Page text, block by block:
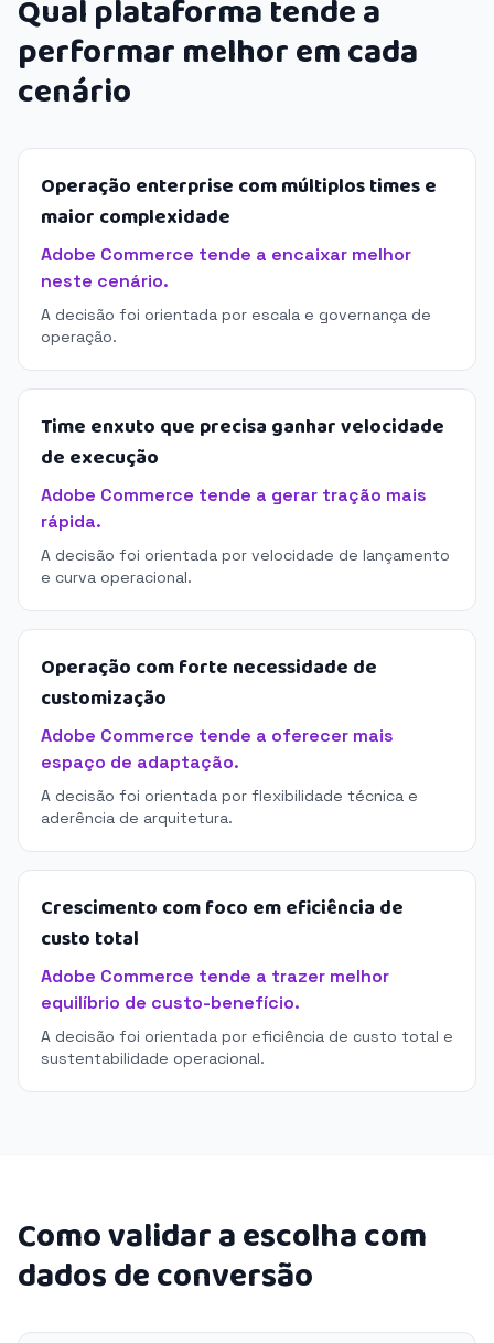
Qual plataforma tende a
performar melhor em cada
cenário
Operação enterprise com múltiplos times e
maior complexidade
Adobe Commerce tende a encaixar melhor
neste cenário.
A decisão foi orientada por escala e governança de
operação.
Time enxuto que precisa ganhar velocidade
de execução
Adobe Commerce tende a gerar tração mais
rápida.
A decisão foi orientada por velocidade de lançamento
e curva operacional.
Operação com forte necessidade de
customização
Adobe Commerce tende a oferecer mais
espaço de adaptação.
A decisão foi orientada por flexibilidade técnica e
aderência de arquitetura.
Crescimento com foco em eficiência de
custo total
Adobe Commerce tende a trazer melhor
equilíbrio de custo-benefício.
A decisão foi orientada por eficiência de custo total e
sustentabilidade operacional.
Como validar a escolha com
dados de conversão